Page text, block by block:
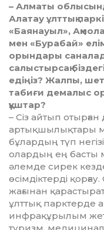
– Алматы
Алатау ұлттық
«Баянауыл»,
мен «Бурабай»
орындары
салыстырсақ
едіңіз? Жалпы,
табиғи демалыс
құштар?
– Сіз айтып
артықшылықтары
бұлардың түп
олардың ең басты
әл­ем­де сирек
өсімдіктерді
жағынан
ұлттық парктерде
инфрақұры­лым